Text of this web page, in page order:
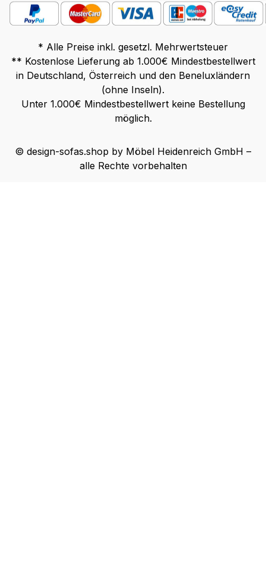
* Alle Preise inkl. gesetzl. Mehrwertsteuer
** Kostenlose Lieferung ab 1.000€ Mindestbestellwert
in Deutschland, Österreich und den Beneluxländern
(ohne Inseln).
Unter 1.000€ Mindestbestellwert keine Bestellung
möglich.
© design-sofas.shop by Möbel Heidenreich GmbH –
alle Rechte vorbehalten